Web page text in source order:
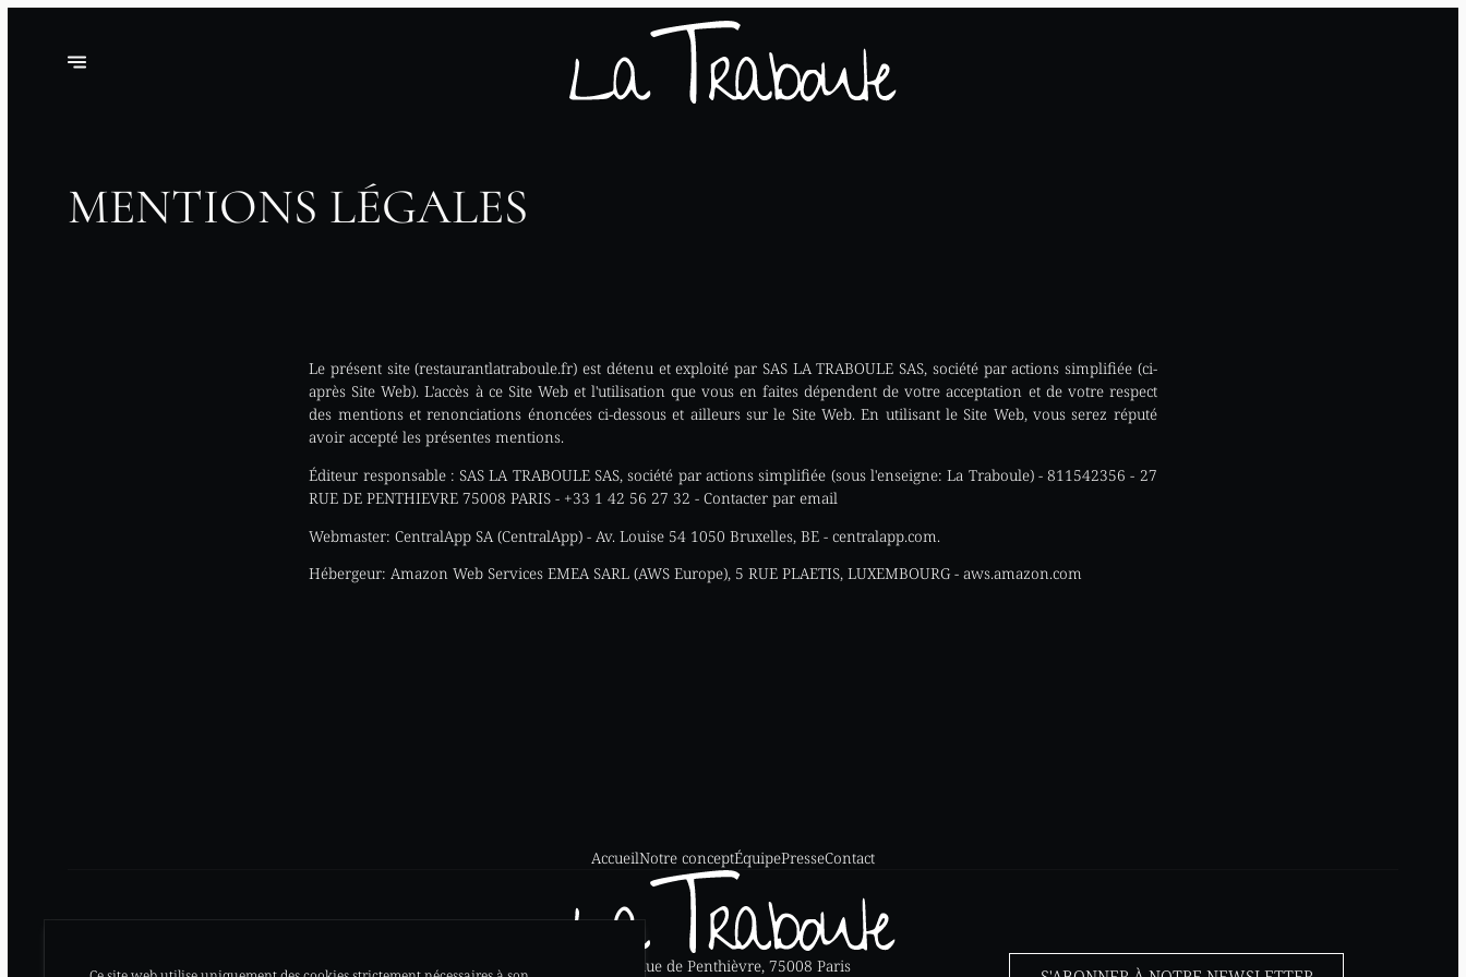
MENTIONS LÉGALES
Le présent site (restaurantlatraboule.fr) est détenu et exploité par SAS LA TRABOULE SAS, société par actions simplifiée (ci-
après Site Web). L'accès à ce Site Web et l'utilisation que vous en faites dépendent de votre acceptation et de votre respect
des mentions et renonciations énoncées ci-dessous et ailleurs sur le Site Web. En utilisant le Site Web, vous serez réputé
avoir accepté les présentes mentions.
Éditeur responsable : SAS LA TRABOULE SAS, société par actions simplifiée (sous l'enseigne: La Traboule) - 811542356 - 27
RUE DE PENTHIEVRE 75008 PARIS - +33 1 42 56 27 32 -Contacter par email
Webmaster:CentralApp SA (CentralApp) - Av. Louise 54 1050 Bruxelles, BE - centralapp.com.
Hébergeur:Amazon Web Services EMEA SARL (AWS Europe), 5 RUE PLAETIS, LUXEMBOURG - aws.amazon.com
AccueilNotre conceptÉquipePresseContact
27 Rue de Penthièvre, 75008 Paris